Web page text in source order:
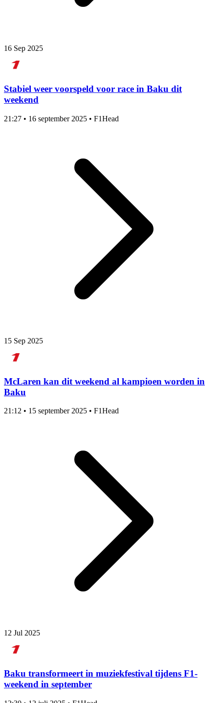
16 Sep 2025
Stabiel weer voorspeld voor race in Baku dit
weekend
21:27 • 16 september 2025 • F1Head
15 Sep 2025
McLaren kan dit weekend al kampioen worden in
Baku
21:12 • 15 september 2025 • F1Head
12 Jul 2025
Baku transformeert in muziekfestival tijdens F1-
weekend in september